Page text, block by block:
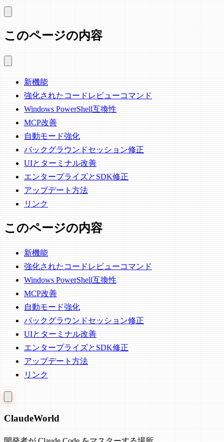
このページの内容
新機能
強化されたコードレビューコマンド
Windows PowerShell互換性
MCP改善
自動モード強化
バックグラウンドセッション修正
UIとターミナル改善
エンタープライズとSDK修正
アップデート方法
リンク
このページの内容
新機能
強化されたコードレビューコマンド
Windows PowerShell互換性
MCP改善
自動モード強化
バックグラウンドセッション修正
UIとターミナル改善
エンタープライズとSDK修正
アップデート方法
リンク
ClaudeWorld